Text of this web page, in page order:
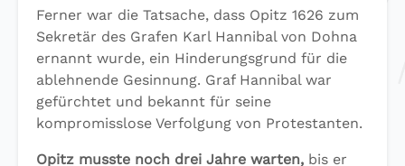
Ferner war die Tatsache, dass Opitz 1626 zum
Sekretär des Grafen Karl Hannibal von Dohna
ernannt wurde, ein Hinderungsgrund für die
ablehnende Gesinnung. Graf Hannibal war
gefürchtet und bekannt für seine
kompromisslose Verfolgung von Protestanten.
Opitz musste noch drei Jahre warten, bis er